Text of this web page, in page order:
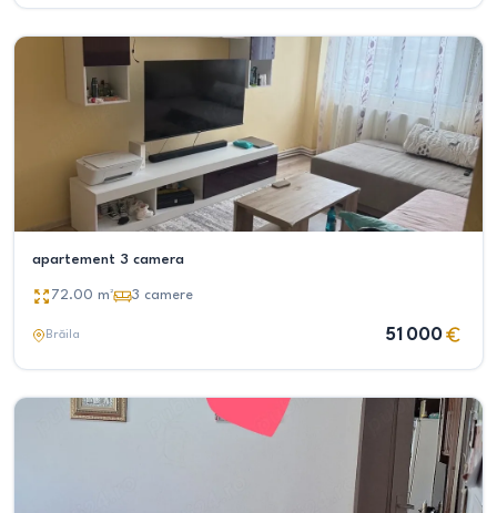
apartement 3 camera
72.00 m² 3 camere
Brăila 51 000